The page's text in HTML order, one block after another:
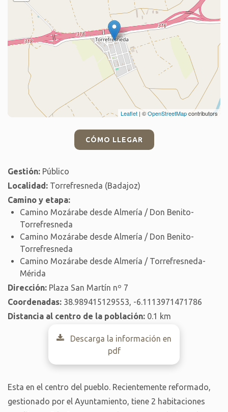
Leaflet | ©OpenStreetMapcontributors
CÓMO LLEGAR
Gestión: Público
Localidad: Torrefresneda (Badajoz)
Camino y etapa:
Camino Mozárabe desde Almería / Don Benito-
Torrefresneda
Camino Mozárabe desde Almería / Don Benito-
Torrefresneda
Camino Mozárabe desde Almería / Torrefresneda-
Mérida
Dirección: Plaza San Martín nº 7
Coordenadas: 38.989415129553, -6.1113971471786
Distancia al centro de la población: 0.1 km
Descarga la información en
pdf
Esta en el centro del pueblo. Recientemente reformado,
gestionado por el Ayuntamiento, tiene 2 habitaciones